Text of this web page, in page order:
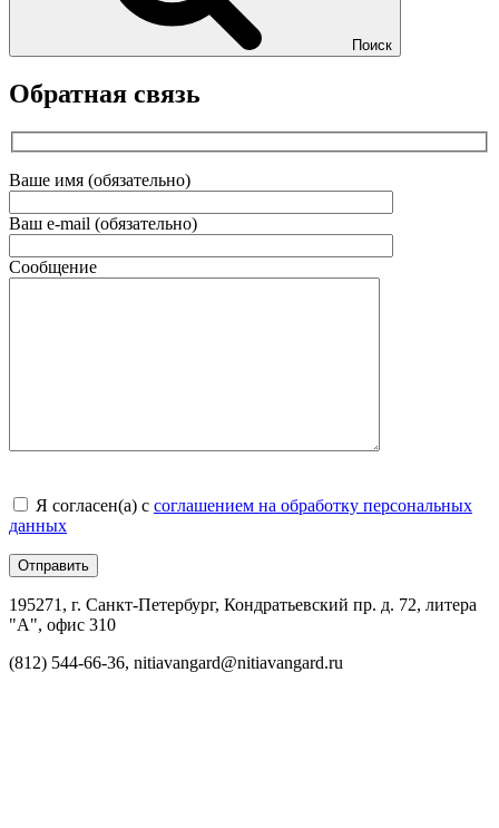
Поиск
Обратная связь
Ваше имя (обязательно)
Ваш e-mail (обязательно)
Сообщение
Я согласен(а) с соглашением на обработку персональных
данных
195271, г. Санкт-Петербург, Кондратьевский пр. д. 72, литера
"А", офис 310
(812) 544-66-36, nitiavangard@nitiavangard.ru